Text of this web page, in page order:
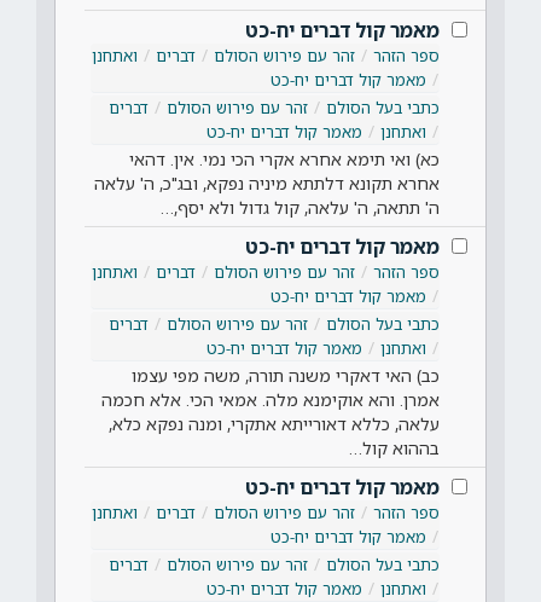
מאמר קול דברים יח-כט
ספר הזהר זהר עם פירוש הסולם דברים
ואתחנן
מאמר קול דברים יח-כט
כתבי בעל הסולם
זהר עם פירוש הסולם
דברים
ואתחנן
מאמר קול דברים יח-כט
כא) ואי תימא אחרא אקרי הכי נמי. אין. דהאי
אחרא תקונא דלתתא מיניה נפקא, ובג"כ, ה' עלאה
ה' תתאה, ה' עלאה, קול גדול ולא יסף,…
מאמר קול דברים יח-כט
ספר הזהר זהר עם פירוש הסולם דברים
ואתחנן
מאמר קול דברים יח-כט
כתבי בעל הסולם
זהר עם פירוש הסולם
דברים
ואתחנן
מאמר קול דברים יח-כט
כב) האי דאקרי משנה תורה, משה מפי עצמו
אמרן. והא אוקימנא מלה. אמאי הכי. אלא חכמה
עלאה, כללא דאורייתא אתקרי, ומנה נפקא כלא,
בההוא קול…
מאמר קול דברים יח-כט
ספר הזהר זהר עם פירוש הסולם דברים
ואתחנן
מאמר קול דברים יח-כט
כתבי בעל הסולם
זהר עם פירוש הסולם
דברים
ואתחנן
מאמר קול דברים יח-כט